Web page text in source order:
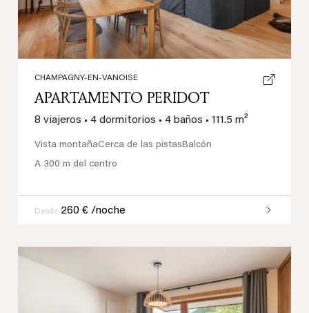
CHAMPAGNY-EN-VANOISE
APARTAMENTO PERIDOT
8 viajeros • 4 dormitorios • 4 baños • 111.5 m²
Vista montañaCerca de las pistasBalcón
A 300 m del centro
Desde 260 € /noche